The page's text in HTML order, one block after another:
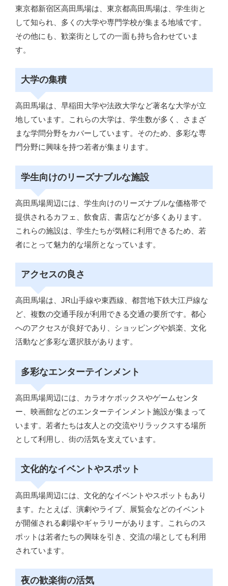
東京都新宿区高田馬場は、東京都高田馬場は、学生街と
して知られ、多くの大学や専門学校が集まる地域です。
その他にも、歓楽街としての一面も持ち合わせていま
す。
大学の集積
高田馬場は、早稲田大学や法政大学など著名な大学が立
地しています。これらの大学は、学生数が多く、さまざ
まな学問分野をカバーしています。そのため、多彩な専
門分野に興味を持つ若者が集まります。
学生向けのリーズナブルな施設
高田馬場周辺には、学生向けのリーズナブルな価格帯で
提供されるカフェ、飲食店、書店などが多くあります。
これらの施設は、学生たちが気軽に利用できるため、若
者にとって魅力的な場所となっています。
アクセスの良さ
高田馬場は、JR山手線や東西線、都営地下鉄大江戸線な
ど、複数の交通手段が利用できる交通の要所です。都心
へのアクセスが良好であり、ショッピングや娯楽、文化
活動など多彩な選択肢があります。
多彩なエンターテインメント
高田馬場周辺には、カラオケボックスやゲームセンタ
ー、映画館などのエンターテインメント施設が集まって
います。若者たちは友人との交流やリラックスする場所
として利用し、街の活気を支えています。
文化的なイベントやスポット
高田馬場周辺には、文化的なイベントやスポットもあり
ます。たとえば、演劇やライブ、展覧会などのイベント
が開催される劇場やギャラリーがあります。これらのス
ポットは若者たちの興味を引き、交流の場としても利用
されています。
夜の歓楽街の活気